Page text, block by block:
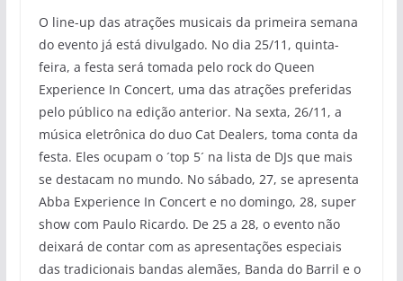
O line-up das atrações musicais da primeira semana
do evento já está divulgado. No dia 25/11, quinta-
feira, a festa será tomada pelo rock do Queen
Experience In Concert, uma das atrações preferidas
pelo público na edição anterior. Na sexta, 26/11, a
música eletrônica do duo Cat Dealers, toma conta da
festa. Eles ocupam o ´top 5´ na lista de DJs que mais
se destacam no mundo. No sábado, 27, se apresenta
Abba Experience In Concert e no domingo, 28, super
show com Paulo Ricardo. De 25 a 28, o evento não
deixará de contar com as apresentações especiais
das tradicionais bandas alemães, Banda do Barril e o